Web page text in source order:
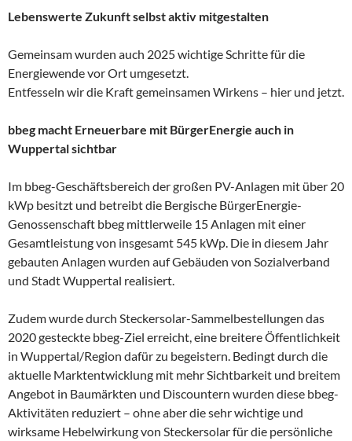
Lebenswerte Zukunft selbst aktiv mitgestalten
Gemeinsam wurden auch 2025 wichtige Schritte für die
Energiewende vor Ort umgesetzt.
Entfesseln wir die Kraft gemeinsamen Wirkens – hier und jetzt.
bbeg macht Erneuerbare mit BürgerEnergie auch in
Wuppertal sichtbar
Im bbeg-Geschäftsbereich der großen PV-Anlagen mit über 20
kWp besitzt und betreibt die Bergische BürgerEnergie-
Genossenschaft bbeg mittlerweile 15 Anlagen mit einer
Gesamtleistung von insgesamt 545 kWp. Die in diesem Jahr
gebauten Anlagen wurden auf Gebäuden von Sozialverband
und Stadt Wuppertal realisiert.
Zudem wurde durch Steckersolar-Sammelbestellungen das
2020 gesteckte bbeg-Ziel erreicht, eine breitere Öffentlichkeit
in Wuppertal/Region dafür zu begeistern. Bedingt durch die
aktuelle Marktentwicklung mit mehr Sichtbarkeit und breitem
Angebot in Baumärkten und Discountern wurden diese bbeg-
Aktivitäten reduziert – ohne aber die sehr wichtige und
wirksame Hebelwirkung von Steckersolar für die persönliche